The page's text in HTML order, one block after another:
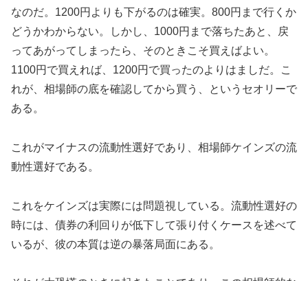
なのだ。1200円よりも下がるのは確実。800円まで行くか
どうかわからない。しかし、1000円まで落ちたあと、戻
ってあがってしまったら、そのときこそ買えばよい。
1100円で買えれば、1200円で買ったのよりはましだ。こ
れが、相場師の底を確認してから買う、というセオリーで
ある。
これがマイナスの流動性選好であり、相場師ケインズの流
動性選好である。
これをケインズは実際には問題視している。流動性選好の
時には、債券の利回りが低下して張り付くケースを述べて
いるが、彼の本質は逆の暴落局面にある。